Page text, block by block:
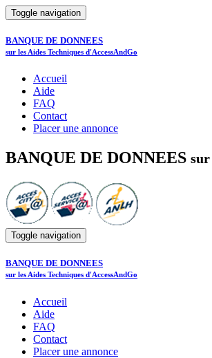
Toggle navigation
BANQUE DE DONNEES
sur les Aides Techniques d'AccessAndGo
Accueil
Aide
FAQ
Contact
Placer une annonce
BANQUE DE DONNEES sur
Toggle navigation
BANQUE DE DONNEES
sur les Aides Techniques d'AccessAndGo
Accueil
Aide
FAQ
Contact
Placer une annonce